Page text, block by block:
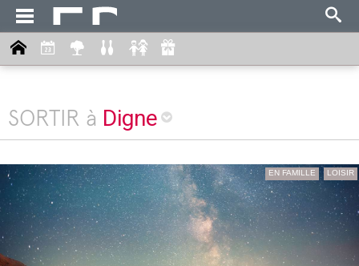
SORTIR à Digne
EN FAMILLE LOISIR